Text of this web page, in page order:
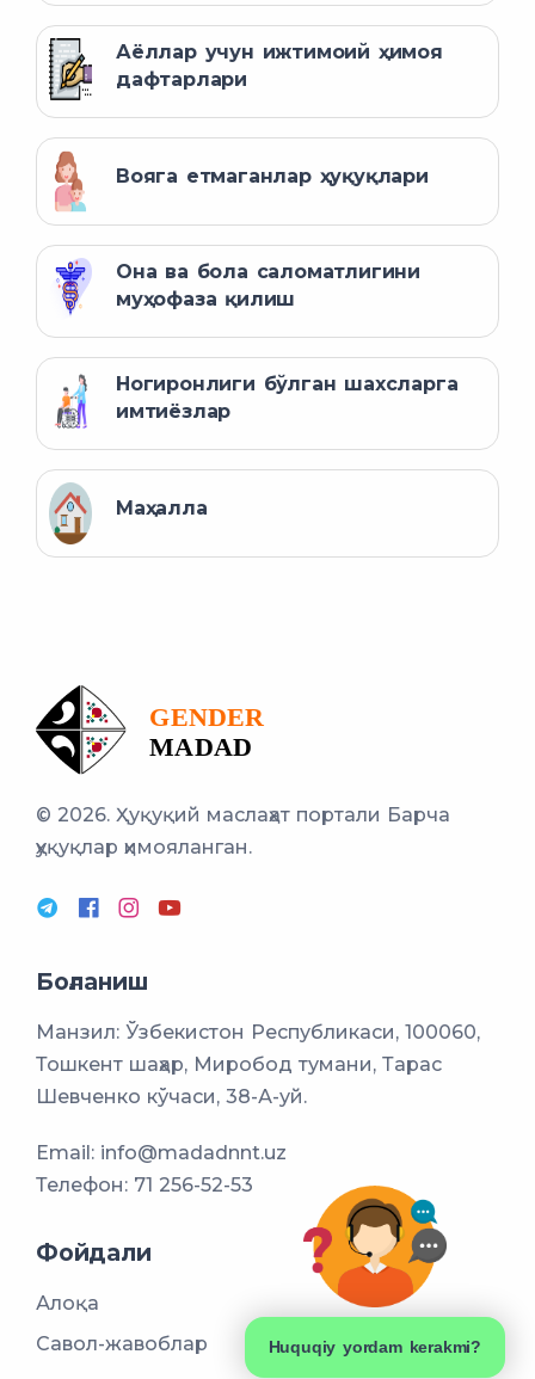
Аёллар учун ижтимоий ҳимоя
дафтарлари
Вояга етмаганлар ҳуқуқлари
Она ва бола саломатлигини
муҳофаза қилиш
Ногиронлиги бўлган шахсларга
имтиёзлар
Маҳалла
© 2026. Ҳуқуқий маслаҳат портали Барча
ҳуқуқлар ҳимояланган.
Боғланиш
Манзил: Ўзбекистон Республикаси, 100060,
Тошкент шаҳар, Миробод тумани, Тарас
Шевченко кўчаси, 38-А-уй.
Email: info@madadnnt.uz
Телефон: 71 256-52-53
Фойдали
Алоқа
Савол-жавоблар
Huquqiy yordam kerakmi?